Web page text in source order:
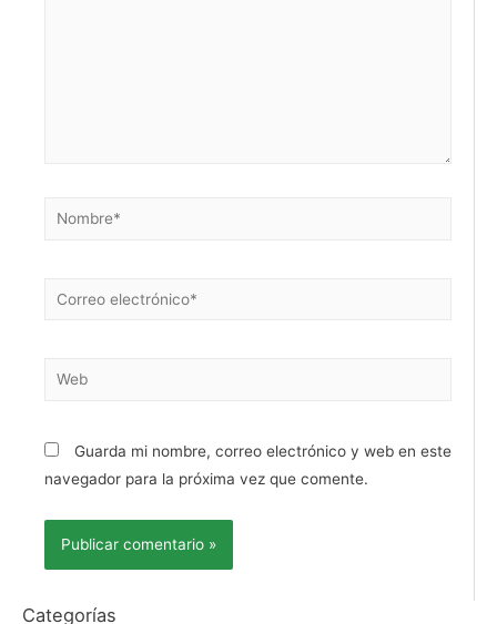
Guarda mi nombre, correo electrónico y web en este
navegador para la próxima vez que comente.
Categorías